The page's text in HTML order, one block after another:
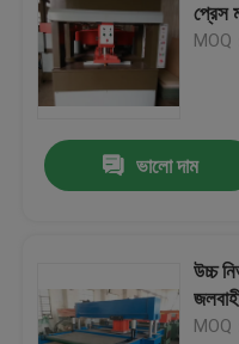
প্রেস
MOQ
ভালো দাম
উচ্চ
MOQ